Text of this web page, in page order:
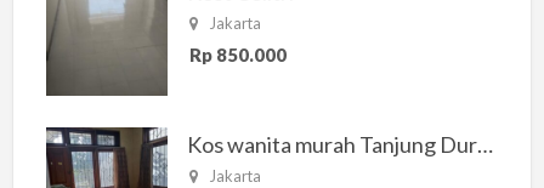
Jakarta
Rp 850.000
Kos wanita murah Tanjung Duren Jakarta Barat
Jakarta